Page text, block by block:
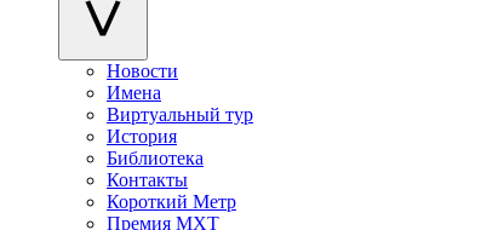
Новости
Имена
Виртуальный тур
История
Библиотека
Контакты
Короткий Метр
Премия МХТ